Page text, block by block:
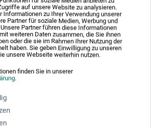
auf unsere Website zu analysieren.
Informationen zu Ihrer Verwendung unserer
Partner für soziale Medien, Werbung und
Partner führen diese Informationen
weiteren Daten zusammen, die Sie ihnen
oder die sie im Rahmen Ihrer Nutzung der
haben. Sie geben Einwilligung zu unseren
unsere Webseite weiterhin nutzen.
finden Sie in unserer
.
Oliefarve_Mx481_Koboltbla-
Oliefarve_Mx485_Kongebla-
Oliefarve_Mx487_Mangan-